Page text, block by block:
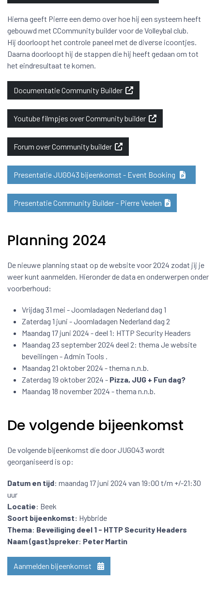
Hierna geeft Pierre een demo over hoe hij een systeem heeft
gebouwd met CCommunity builder voor de Volleybal club.
Hij doorloopt het controle paneel met de diverse icoontjes.
Daarna doorloopt hij de stappen die hij heeft gedaan om tot
het eindresultaat te komen.
Documentatie Community Builder
Youtube filmpjes over Community builder
Forum over Community builder
Presentatie JUG043 bijeenkomst - Event Booking
Presentatie Community Builder - Pierre Veelen
Planning 2024
De nieuwe planning staat op de website voor 2024 zodat jij je
weer kunt aanmelden. Hieronder de data en onderwerpen onder
voorberhoud:
Vrijdag 31 mei - Joomladagen Nederland dag 1
Zaterdag 1 juni - Joomladagen Nederland dag 2
Maandag 17 juni 2024 - deel 1: HTTP Security Headers
Maandag 23 september 2024 deel 2: thema Je website
beveilingen - Admin Tools .
Maandag 21 oktober 2024 - thema n.n.b.
Zaterdag 19 oktober 2024 - Pizza, JUG + Fun dag?
Maandag 18 november 2024 - thema n.n.b.
De volgende bijeenkomst
De volgende bijeenkomst die door JUG043 wordt
georganiseerd is op:
Datum en tijd: maandag 17 juni 2024 van 19:00 t/m +/-21:30
uur
Locatie: Beek
Soort bijeenkomst: Hybbride
Thema: Beveiliging deel 1 - HTTP Security Headers
Naam (gast)spreker: Peter Martin
Aanmelden bijeenkomst